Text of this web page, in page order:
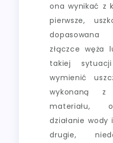
ona wynikać z
pierwsze,
złączce węża
takiej
wymienić
wykonaną z
materiału,
działanie wody
drugie,